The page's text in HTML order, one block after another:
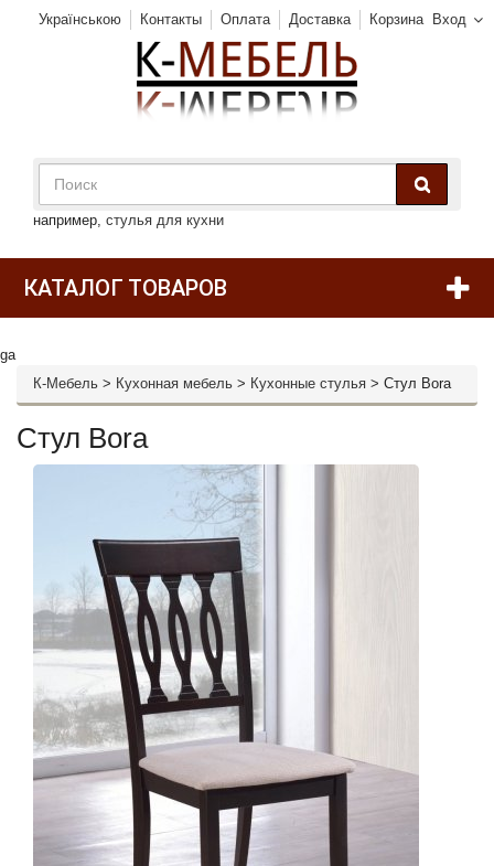
Вход
Українською Контакты Оплата Доставка Корзина
например, стулья для кухни
КАТАЛОГ ТОВАРОВ
ga
К-Мебель > Кухонная мебель > Кухонные стулья > Стул Bora
Стул Bora